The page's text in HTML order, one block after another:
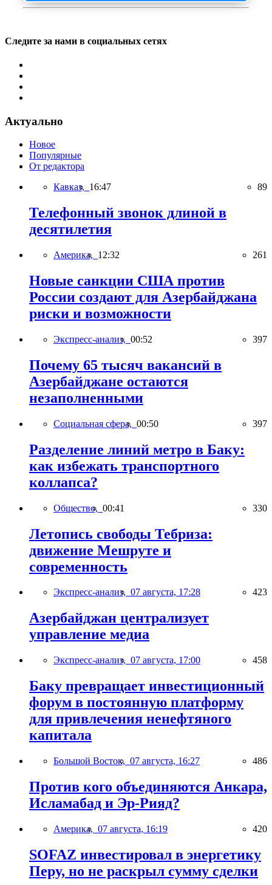
Следите за нами в социальных сетях
Актуально
Новое
Популярные
От редактора
Кавказ, 16:47 89
Телефонный звонок длиной в
десятилетия
Америка, 12:32 261
Новые санкции США против
России создают для Азербайджана
риски и возможности
Экспресс-анализ, 00:52 397
Почему 65 тысяч вакансий в
Азербайджане остаются
незаполненными
Социальная сфера, 00:50 397
Разделение линий метро в Баку:
как избежать транспортного
коллапса?
Общество, 00:41 330
Летопись свободы Тебриза:
движение Мешруте и
современность
Экспресс-анализ, 07 августа, 17:28 423
Азербайджан централизует
управление медиа
Экспресс-анализ, 07 августа, 17:00 458
Баку превращает инвестиционный
форум в постоянную платформу
для привлечения ненефтяного
капитала
Большой Восток, 07 августа, 16:27 486
Против кого объединяются Анкара,
Исламабад и Эр-Рияд?
Америка, 07 августа, 16:19 420
SOFAZ инвестировал в энергетику
Перу, но не раскрыл сумму сделки